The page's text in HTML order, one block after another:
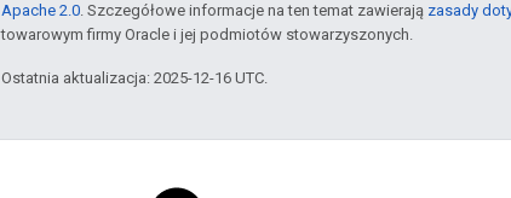
Apache 2.0. Szczegółowe informacje na ten temat zawierają zasady
towarowym firmy Oracle i jej podmiotów stowarzyszonych.
Ostatnia aktualizacja: 2025-12-16 UTC.